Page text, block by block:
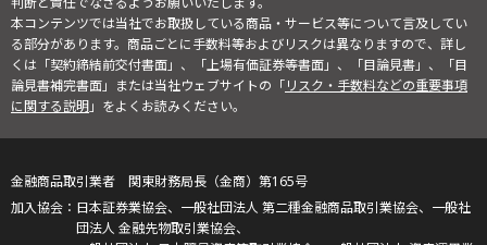
本コンテンツでは当社でお取扱している商品・サービス等について言及してい
る部分があります。商品ごとに手数料等およびリスクは異なりますので、詳し
くは「契約締結前交付書面」、「上場有価証券等書面」、「目論見書」、「目
論見書補完書面」または当社ウェブサイトの「リスク・手数料などの重要事項
に関する説明」をよくお読みください。
金融商品取引業者 関東財務局長（金商）第165号
日本証券業協会、一般社団法人 第二種金融商品取引業協会、一般社
団法人 金融先物取引業協会、